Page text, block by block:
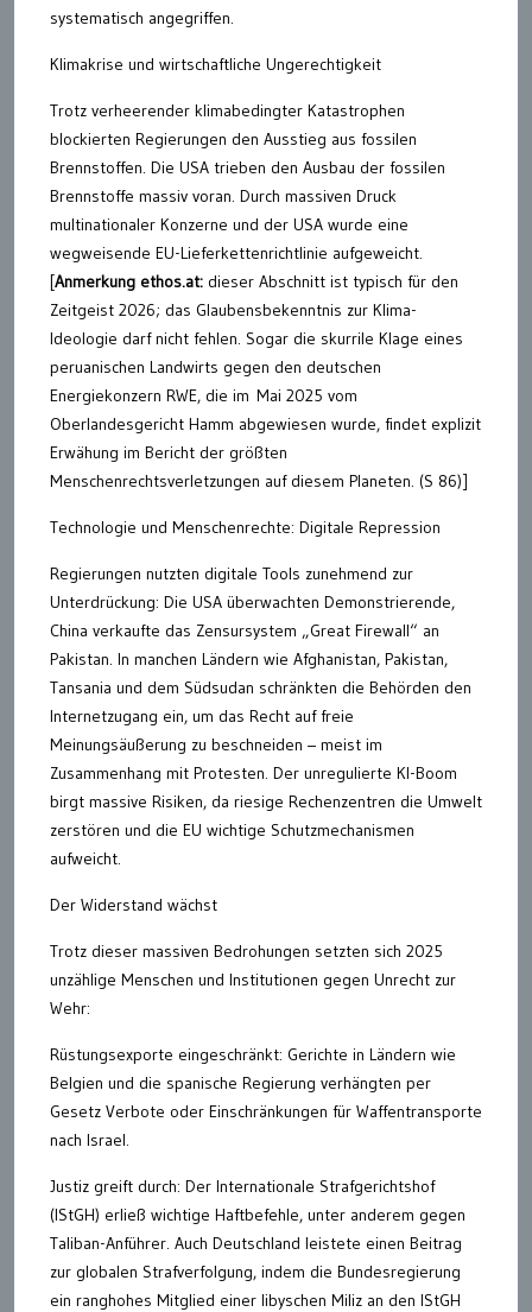
systematisch angegriffen.
Klimakrise und wirtschaftliche Ungerechtigkeit
Trotz verheerender klimabedingter Katastrophen
blockierten Regierungen den Ausstieg aus fossilen
Brennstoffen. Die USA trieben den Ausbau der fossilen
Brennstoffe massiv voran. Durch massiven Druck
multinationaler Konzerne und der USA wurde eine
wegweisende EU-Lieferkettenrichtlinie aufgeweicht.
[Anmerkung ethos.at: dieser Abschnitt ist typisch für den
Zeitgeist 2026; das Glaubensbekenntnis zur Klima-
Ideologie darf nicht fehlen. Sogar die skurrile Klage eines
peruanischen Landwirts gegen den deutschen
Energiekonzern RWE, die im Mai 2025 vom
Oberlandesgericht Hamm abgewiesen wurde, findet explizit
Erwähung im Bericht der größten
Menschenrechtsverletzungen auf diesem Planeten. (S 86)]
Technologie und Menschenrechte: Digitale Repression
Regierungen nutzten digitale Tools zunehmend zur
Unterdrückung: Die USA überwachten Demonstrierende,
China verkaufte das Zensursystem „Great Firewall“ an
Pakistan. In manchen Ländern wie Afghanistan, Pakistan,
Tansania und dem Südsudan schränkten die Behörden den
Internetzugang ein, um das Recht auf freie
Meinungsäußerung zu beschneiden – meist im
Zusammenhang mit Protesten. Der unregulierte KI-Boom
birgt massive Risiken, da riesige Rechenzentren die Umwelt
zerstören und die EU wichtige Schutzmechanismen
aufweicht.
Der Widerstand wächst
Trotz dieser massiven Bedrohungen setzten sich 2025
unzählige Menschen und Institutionen gegen Unrecht zur
Wehr:
Rüstungsexporte eingeschränkt: Gerichte in Ländern wie
Belgien und die spanische Regierung verhängten per
Gesetz Verbote oder Einschränkungen für Waffentransporte
nach Israel.
Justiz greift durch: Der Internationale Strafgerichtshof
(IStGH) erließ wichtige Haftbefehle, unter anderem gegen
Taliban-Anführer. Auch Deutschland leistete einen Beitrag
zur globalen Strafverfolgung, indem die Bundesregierung
ein ranghohes Mitglied einer libyschen Miliz an den IStGH